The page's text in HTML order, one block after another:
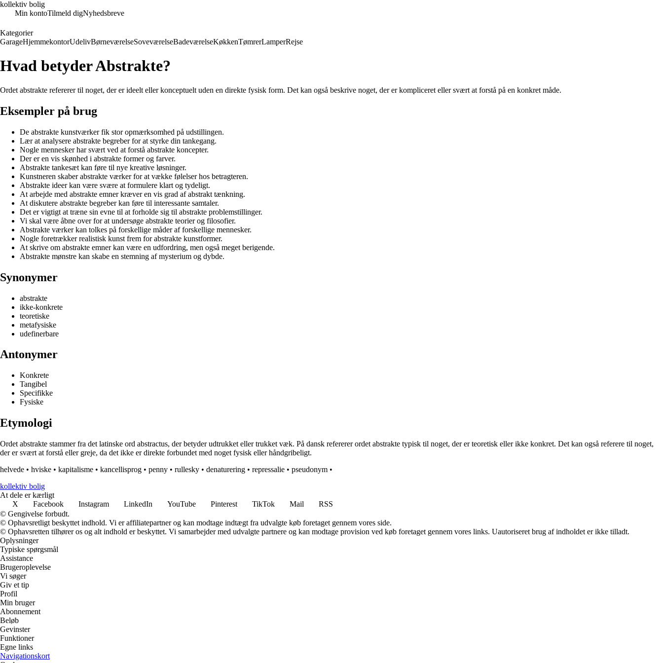
kollektiv bolig
Min kontoTilmeld digNyhedsbreve
Kategorier
GarageHjemmekontorUdelivBørneværelseSoveværelseBadeværelseKøkkenTømrerLamperRejse
Hvad betyder Abstrakte?
Ordet abstrakte refererer til noget, der er ideelt eller konceptuelt uden en direkte fysisk form. Det kan også beskrive noget, der er kompliceret eller svært at forstå på en konkret måde.
Eksempler på brug
De abstrakte kunstværker fik stor opmærksomhed på udstillingen.
Lær at analysere abstrakte begreber for at styrke din tankegang.
Nogle mennesker har svært ved at forstå abstrakte koncepter.
Der er en vis skønhed i abstrakte former og farver.
Abstrakte tankesæt kan føre til nye kreative løsninger.
Kunstneren skaber abstrakte værker for at vække følelser hos betragteren.
Abstrakte ideer kan være svære at formulere klart og tydeligt.
At arbejde med abstrakte emner kræver en vis grad af abstrakt tænkning.
At diskutere abstrakte begreber kan føre til interessante samtaler.
Det er vigtigt at træne sin evne til at forholde sig til abstrakte problemstillinger.
Vi skal være åbne over for at undersøge abstrakte teorier og filosofier.
Abstrakte værker kan tolkes på forskellige måder af forskellige mennesker.
Nogle foretrækker realistisk kunst frem for abstrakte kunstformer.
At skrive om abstrakte emner kan være en udfordring, men også meget berigende.
Abstrakte mønstre kan skabe en stemning af mysterium og dybde.
Synonymer
abstrakte
ikke-konkrete
teoretiske
metafysiske
udefinerbare
Antonymer
Konkrete
Tangibel
Specifikke
Fysiske
Etymologi
Ordet abstrakte stammer fra det latinske ord abstractus, der betyder udtrukket eller trukket væk. På dansk refererer ordet abstrakte typisk til noget, der er teoretisk eller ikke konkret. Det kan også referere til noget,
der er svært at forstå eller greje, da det ikke er direkte forbundet med noget fysisk eller håndgribeligt.
helvede • hviske • kapitalisme • kancellisprog • penny • rullesky • denaturering • repressalie • pseudonym •
kollektiv bolig
At dele er kærligt
X
Facebook Instagram LinkedIn YouTube Pinterest TikTok Mail
RSS
© Gengivelse forbudt.
© Ophavsretligt beskyttet indhold. Vi er affiliatepartner og kan modtage indtægt fra udvalgte køb foretaget gennem vores side.
© Ophavsretten tilhører os og alt indhold er beskyttet. Vi samarbejder med udvalgte partnere og kan modtage provision ved køb foretaget gennem vores links. Uautoriseret brug af indholdet er ikke tilladt.
Oplysninger
Typiske spørgsmål
Assistance
Brugeroplevelse
Vi søger
Giv et tip
Profil
Min bruger
Abonnement
Beløb
Gevinster
Funktioner
Egne links
Navigationskort